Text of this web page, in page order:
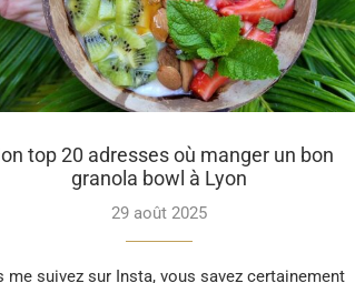
top 20 adresses où manger un bon
granola bowl à Lyon
29 août 2025
me suivez sur Insta, vous savez certainement